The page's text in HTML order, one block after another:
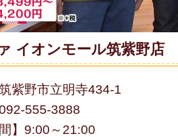
イオンモール筑紫野店
筑紫野市立明寺434-1
092-555-3888
間】9:00～21:00